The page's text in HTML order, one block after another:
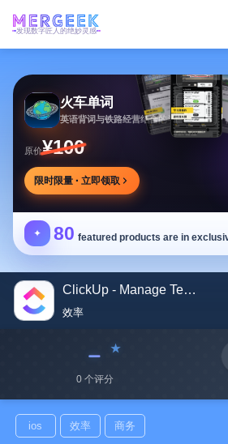
发现数字匠人的绝妙灵感
火车单词
英语背词与铁路经营结合的学习游戏，边玩边学
原价¥100
限时限量 · 立即领取
✦ 80 featured products are in
ClickUp - Manage Teams & Tasks
效率
﹣
0 个评分
ios 效率 商务